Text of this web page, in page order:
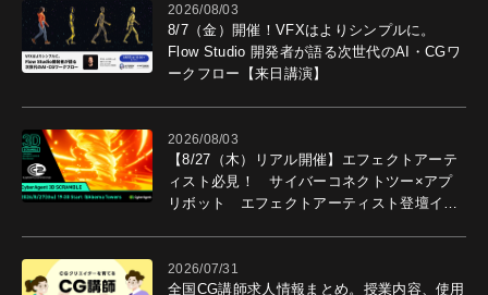
2026/08/03
8/7（金）開催！VFXはよりシンプルに。
Flow Studio 開発者が語る次世代のAI・CGワ
ークフロー【来日講演】
2026/08/03
【8/27（木）リアル開催】エフェクトアーテ
ィスト必見！ サイバーコネクトツー×アプ
リボット エフェクトアーティスト登壇イベ
2026/07/31
全国CG講師求人情報まとめ。授業内容、使用